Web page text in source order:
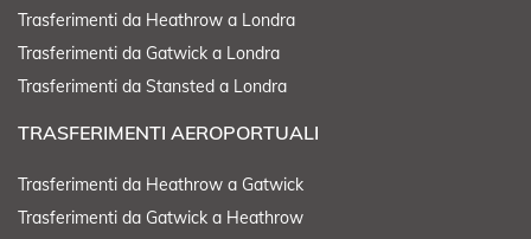
Trasferimenti da Heathrow a Londra
Trasferimenti da Gatwick a Londra
Trasferimenti da Stansted a Londra
TRASFERIMENTI AEROPORTUALI
Trasferimenti da Heathrow a Gatwick
Trasferimenti da Gatwick a Heathrow